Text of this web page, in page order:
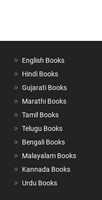
English Books
Hindi Books
Gujarati Books
Marathi Books
Tamil Books
Telugu Books
Bengali Books
Malayalam Books
Kannada Books
Urdu Books